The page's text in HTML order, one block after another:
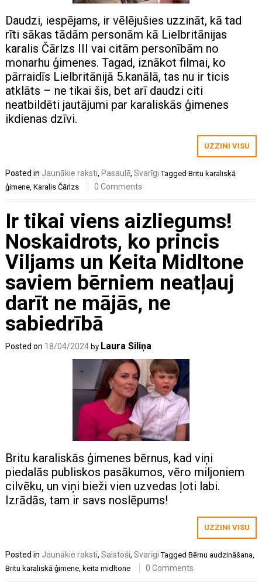
Daudzi, iespējams, ir vēlējušies uzzināt, kā tad
rīti sākas tādām personām kā Lielbritānijas
karalis Čārlzs III vai citām personībām no
monarhu ģimenes. Tagad, iznākot filmai, ko
pārraidīs Lielbritānijā 5.kanālā, tas nu ir ticis
atklāts – ne tikai šis, bet arī daudzi citi
neatbildēti jautājumi par karaliskās ģimenes
ikdienas dzīvi.
UZZINI VISU
Posted in Jaunākie raksti,Pasaulē,Svarīgi TaggedBritu karaliskā
ģimene ,Karalis Čārlzs 0 Comments
Ir tikai viens aizliegums!
Noskaidrots, ko princis
Viljams un Keita Midltone
saviem bērniem neatļauj
darīt ne mājās, ne
sabiedrībā
Posted on 18/04/2024 by Laura Siliņa
Britu karaliskās ģimenes bērnus, kad viņi
piedalās publiskos pasākumos, vēro miljoniem
cilvēku, un viņi bieži vien uzvedas ļoti labi.
Izrādās, tam ir savs noslēpums!
UZZINI VISU
Posted in Jaunākie raksti,Saistoši,Svarīgi TaggedBērnu audzināšana,
Britu karaliskā ģimene, keita midltone 0 Comments